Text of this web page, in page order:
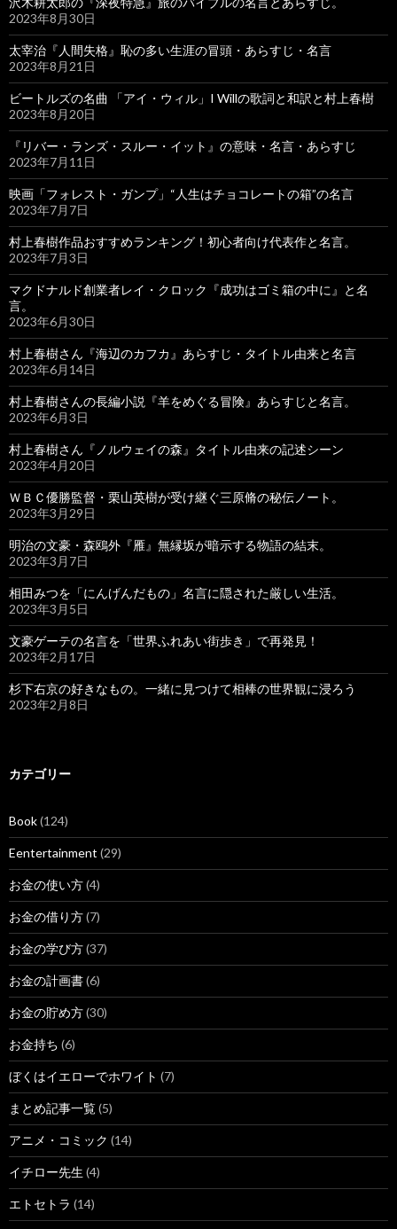
2023年8月30日
太宰治『人間失格』恥の多い生涯の冒頭・あらすじ・名言
2023年8月21日
ビートルズの名曲 「アイ・ウィル」I Willの歌詞と和訳と村上春樹
2023年8月20日
『リバー・ランズ・スルー・イット』の意味・名言・あらすじ
2023年7月11日
映画「フォレスト・ガンプ」“人生はチョコレートの箱”の名言
2023年7月7日
村上春樹作品おすすめランキング！初心者向け代表作と名言。
2023年7月3日
マクドナルド創業者レイ・クロック『成功はゴミ箱の中に』と名
言。
2023年6月30日
村上春樹さん『海辺のカフカ』あらすじ・タイトル由来と名言
2023年6月14日
村上春樹さんの長編小説『羊をめぐる冒険』あらすじと名言。
2023年6月3日
村上春樹さん『ノルウェイの森』タイトル由来の記述シーン
2023年4月20日
ＷＢＣ優勝監督・栗山英樹が受け継ぐ三原脩の秘伝ノート。
2023年3月29日
明治の文豪・森鴎外『雁』無縁坂が暗示する物語の結末。
2023年3月7日
相田みつを「にんげんだもの」名言に隠された厳しい生活。
2023年3月5日
文豪ゲーテの名言を「世界ふれあい街歩き」で再発見！
2023年2月17日
杉下右京の好きなもの。一緒に見つけて相棒の世界観に浸ろう
2023年2月8日
カテゴリー
Book(124)
Eentertainment (29)
お金の使い方(4)
お金の借り方(7)
お金の学び方(37)
お金の計画書(6)
お金の貯め方(30)
お金持ち (6)
ぼくはイエローでホワイト (7)
まとめ記事一覧(5)
アニメ・コミック (14)
イチロー先生 (4)
エトセトラ (14)